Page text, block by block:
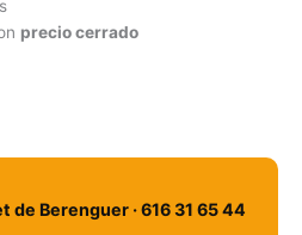
precio cerrado
de Berenguer · 616 31 65 44